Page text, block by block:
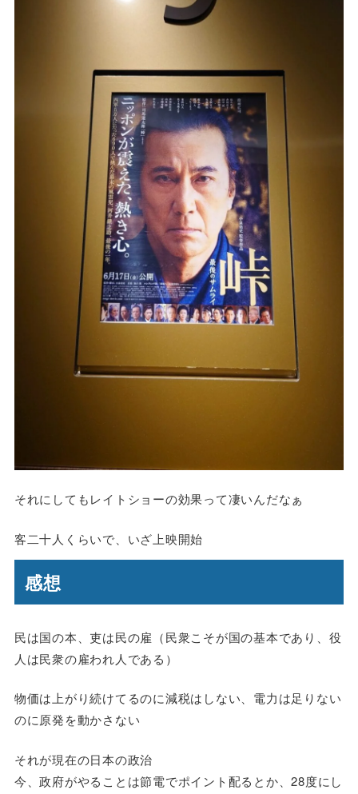
それにしてもレイトショーの効果って凄いんだなぁ
客二十人くらいで、いざ上映開始
感想
民は国の本、吏は民の雇（民衆こそが国の基本であり、役
人は民衆の雇われ人である）
物価は上がり続けてるのに減税はしない、電力は足りない
のに原発を動かさない
それが現在の日本の政治
今、政府がやることは節電でポイント配るとか、28度にし